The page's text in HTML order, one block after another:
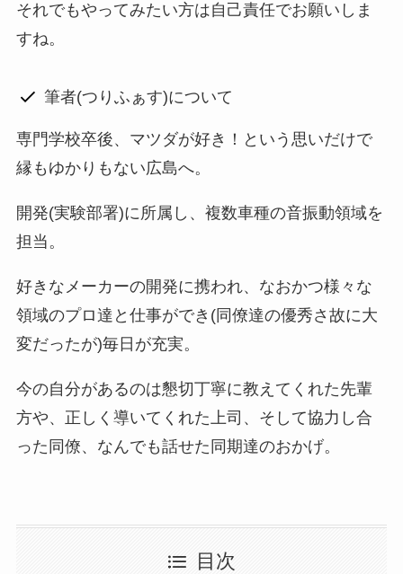
それでもやってみたい方は自己責任でお願いしま
すね。
筆者(つりふぁす)について
専門学校卒後、マツダが好き！という思いだけで
縁もゆかりもない広島へ。
開発(実験部署)に所属し、複数車種の音振動領域を
担当。
好きなメーカーの開発に携われ、なおかつ様々な
領域のプロ達と仕事ができ(同僚達の優秀さ故に大
変だったが)毎日が充実。
今の自分があるのは懇切丁寧に教えてくれた先輩
方や、正しく導いてくれた上司、そして協力し合
った同僚、なんでも話せた同期達のおかげ。
目次